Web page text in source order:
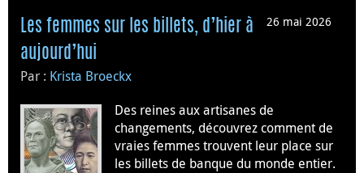
26 mai 2026
Les femmes sur les billets, d’hier à
aujourd’hui
Par : Krista Broeckx
Des reines aux artisanes de
changements, découvrez comment de
vraies femmes trouvent leur place sur
les billets de banque du monde entier.